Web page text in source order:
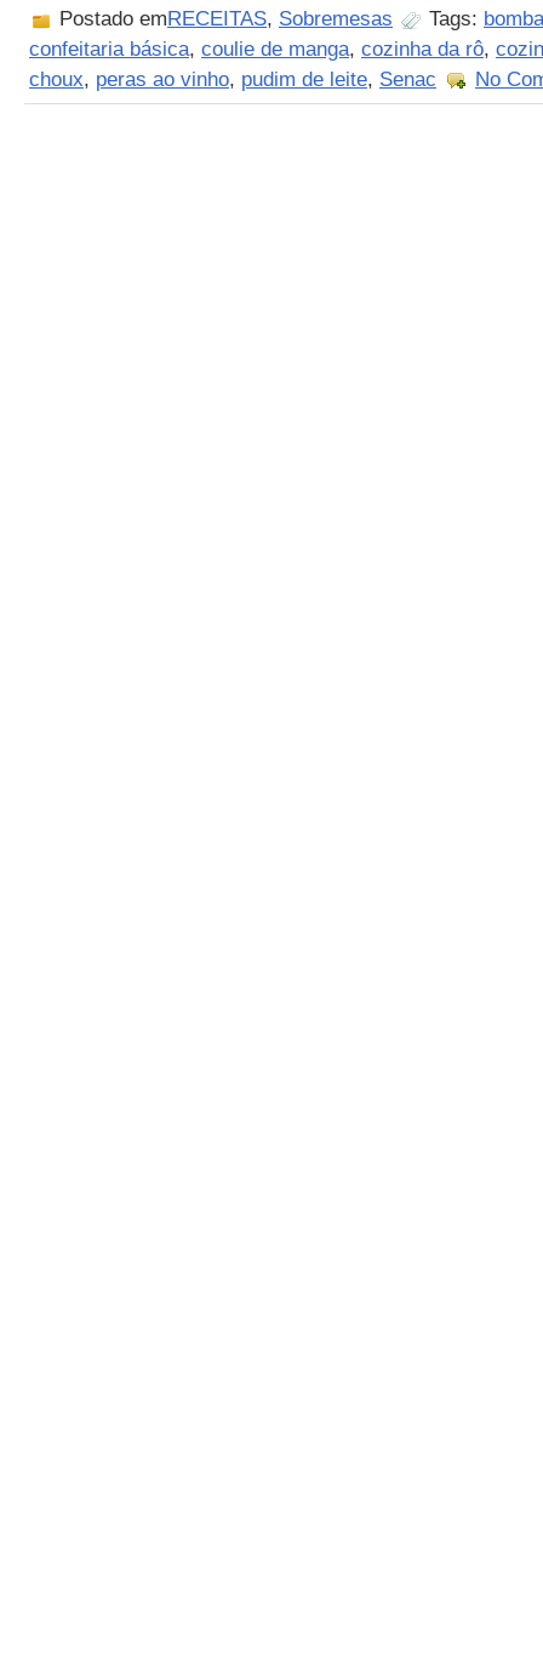
Postado emRECEITAS, Sobremesas Tags:
confeitaria básica, coulie de manga, cozinha da rô,
choux, peras ao vinho, pudim de leite, Senac No